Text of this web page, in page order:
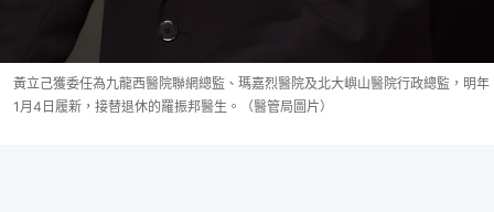
黃立己獲委任為九龍西醫院聯網總監、瑪嘉烈醫院及北大嶼山醫院行政總監，明年
1月4日履新，接替退休的羅振邦醫生。（醫管局圖片）